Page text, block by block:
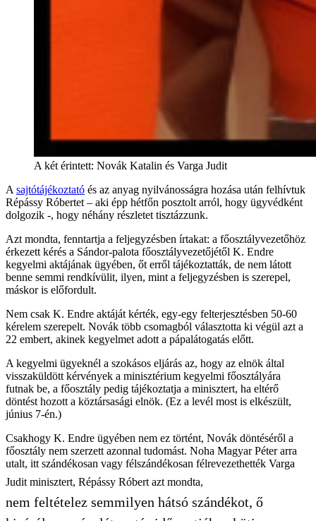
A két érintett: Novák Katalin és Varga Judit
A sajtótájékoztató és az anyag nyilvánosságra hozása után felhívtuk
Répássy Róbertet – aki épp hétfőn posztolt arról, hogy ügyvédként
dolgozik -, hogy néhány részletet tisztázzunk.
Azt mondta, fenntartja a feljegyzésben írtakat: a főosztályvezetőhöz
érkezett kérés a Sándor-palota főosztályvezetőjétől K. Endre
kegyelmi aktájának ügyében, őt erről tájékoztatták, de nem látott
benne semmi rendkívülit, ilyen, mint a feljegyzésben is szerepel,
máskor is előfordult.
Nem csak K. Endre aktáját kérték, egy-egy felterjesztésben 50-60
kérelem szerepelt. Novák több csomagból választotta ki végül azt a
22 embert, akinek kegyelmet adott a pápalátogatás előtt.
A kegyelmi ügyeknél a szokásos eljárás az, hogy az elnök által
visszaküldött kérvények a minisztérium kegyelmi főosztályára
futnak be, a főosztály pedig tájékoztatja a minisztert, ha eltérő
döntést hozott a köztársasági elnök. (Ez a levél most is elkészült,
június 7-én.)
Csakhogy K. Endre ügyében nem ez történt, Novák döntéséről a
főosztály nem szerzett azonnal tudomást. Noha Magyar Péter arra
utalt, itt szándékosan vagy félszándékosan félrevezethették Varga
Judit minisztert, Répássy Róbert azt mondta,
nem feltételez semmilyen hátsó szándékot, ő